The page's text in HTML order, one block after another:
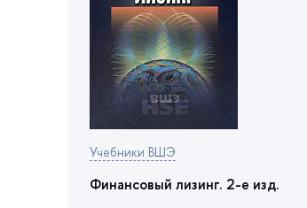
Учебники ВШЭ
Финансовый лизинг. 2-е изд.